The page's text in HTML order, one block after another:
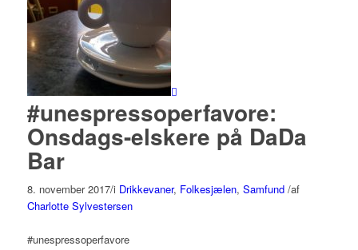
#unespressoperfavore:
Onsdags-elskere på DaDa
Bar
8. november 2017/i Drikkevaner, Folkesjælen, Samfund /af
Charlotte Sylvestersen
#unespressoperfavore